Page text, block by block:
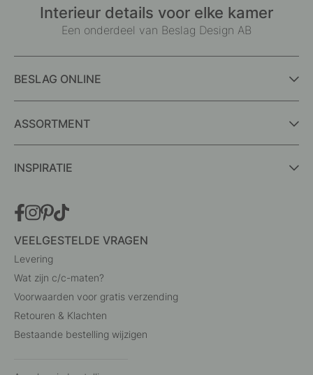
Interieur details voor elke kamer
Een onderdeel van Beslag Design AB
BESLAG ONLINE
ASSORTMENT
INSPIRATIE
VEELGESTELDE VRAGEN
Levering
Wat zijn c/c-maten?
Voorwaarden voor gratis verzending
Retouren & Klachten
Bestaande bestelling wijzigen